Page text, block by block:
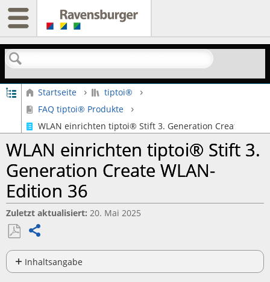
Suchen
Globale Hierarchie auf- und zuklappen
Startseite
tiptoi®
FAQ tiptoi® Produkte
WLAN einrichten tiptoi® Stift 3. Generation Create
WLAN einrichten tiptoi® Stift 3.
Generation Create WLAN-
Edition 36
Zuletzt aktualisiert 20. Mai 2025
Als
PDF
speichern
Inhaltsangabe